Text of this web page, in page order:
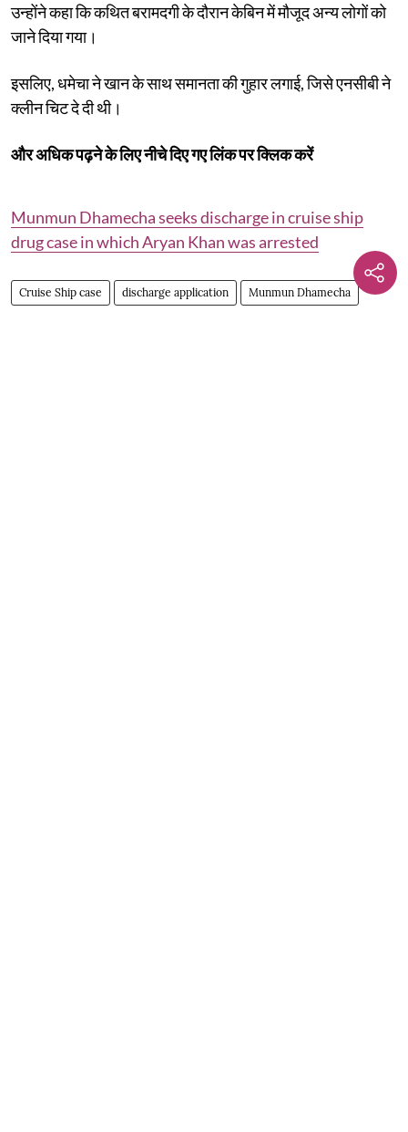
उन्होंने कहा कि कथित बरामदगी के दौरान केबिन में मौजूद अन्य लोगों को
जाने दिया गया।
इसलिए, धमेचा ने खान के साथ समानता की गुहार लगाई, जिसे एनसीबी ने
क्लीन चिट दे दी थी।
और अधिक पढ़ने के लिए नीचे दिए गए लिंक पर क्लिक करें
Munmun Dhamecha seeks discharge in cruise ship
drug case in which Aryan Khan was arrested
Cruise Ship case discharge application Munmun Dhamecha